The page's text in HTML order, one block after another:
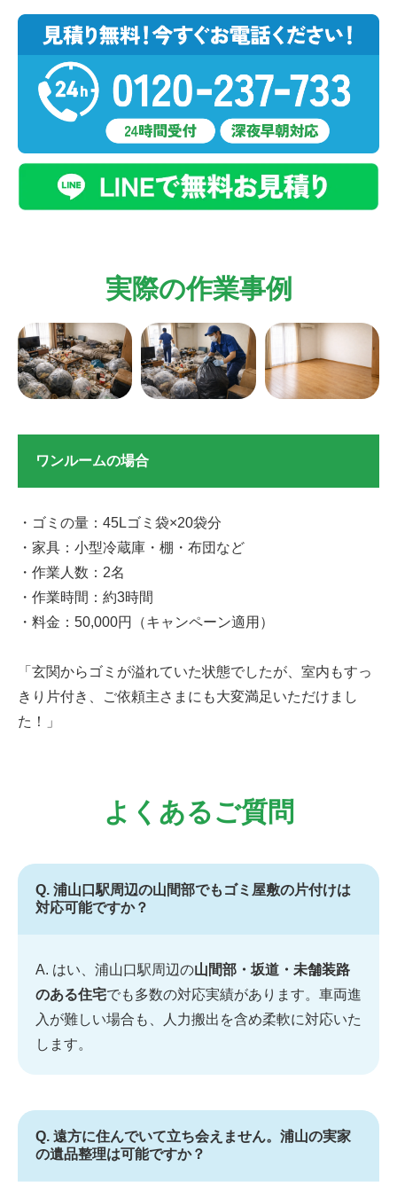
実際の作業事例
ワンルームの場合
・ゴミの量：45Lゴミ袋×20袋分
・家具：小型冷蔵庫・棚・布団など
・作業人数：2名
・作業時間：約3時間
・料金：50,000円（キャンペーン適用）
「玄関からゴミが溢れていた状態でしたが、室内もすっ
きり片付き、ご依頼主さまにも大変満足いただけまし
た！」
よくあるご質問
Q. 浦山口駅周辺の山間部でもゴミ屋敷の片付けは
対応可能ですか？
A. はい、浦山口駅周辺の山間部・坂道・未舗装路
のある住宅でも多数の対応実績があります。車両進
入が難しい場合も、人力搬出を含め柔軟に対応いた
します。
Q. 遠方に住んでいて立ち会えません。浦山の実家
の遺品整理は可能ですか？